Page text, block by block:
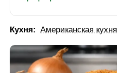
Кухня: Американская кухня